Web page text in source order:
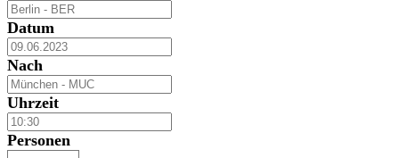
Datum
Nach
Uhrzeit
Personen